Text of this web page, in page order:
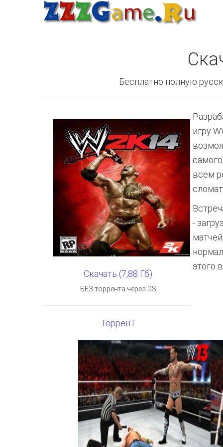
Бесплатно полную
Скачать (7,88 Гб)
БЕЗ торрента через DS
ТорренТ
игру
всем
-
этого